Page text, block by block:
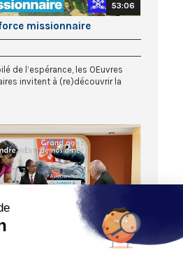
53:06
missionnaire
de l’espérance, les OEuvres
invitent à (re)découvrir la
52:00